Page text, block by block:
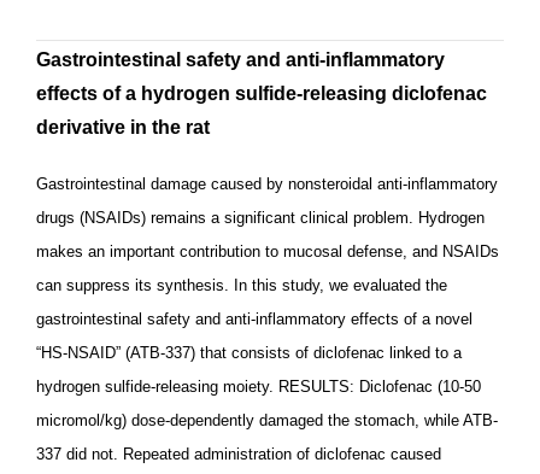
Gastrointestinal safety and anti-inflammatory
effects of a hydrogen sulfide-releasing diclofenac
derivative in the rat
Gastrointestinal damage caused by nonsteroidal anti-inflammatory
drugs (NSAIDs) remains a significant clinical problem. Hydrogen
makes an important contribution to mucosal defense, and NSAIDs
can suppress its synthesis. In this study, we evaluated the
gastrointestinal safety and anti-inflammatory effects of a novel
“HS-NSAID” (ATB-337) that consists of diclofenac linked to a
hydrogen sulfide-releasing moiety. RESULTS: Diclofenac (10-50
micromol/kg) dose-dependently damaged the stomach, while ATB-
337 did not. Repeated administration of diclofenac caused